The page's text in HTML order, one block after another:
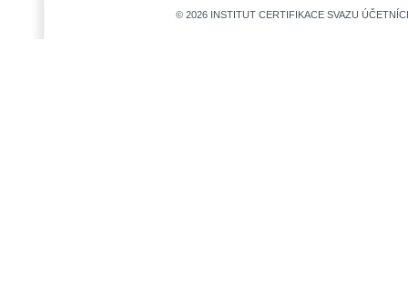
© 2026 INSTITUT CERTIFIKACE SVAZU